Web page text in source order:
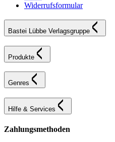
Widerrufsformular
Bastei Lübbe Verlagsgruppe
Produkte
Genres
Hilfe & Services
Zahlungsmethoden